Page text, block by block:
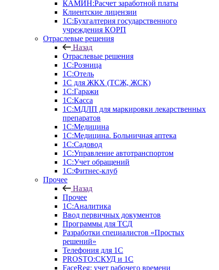
КАМИН:Расчет заработной платы
Клиентские лицензии
1С:Бухгалтерия государственного
учреждения КОРП
Отраслевые решения
Назад
Отраслевые решения
1С:Розница
1С:Отель
1С для ЖКХ (ТСЖ, ЖСК)
1С:Гаражи
1С:Касса
1С:МДЛП для маркировки лекарственных
препаратов
1С:Медицина
1С:Медицина. Больничная аптека
1С:Садовод
1С:Управление автотранспортом
1С:Учет обращений
1С:Фитнес-клуб
Прочее
Назад
Прочее
1С:Аналитика
Ввод первичных документов
Программы для ТСД
Разработки специалистов «Простых
решений»
Телефония для 1С
PROSTO:СКУД и 1С
FaceReg: учет рабочего времени